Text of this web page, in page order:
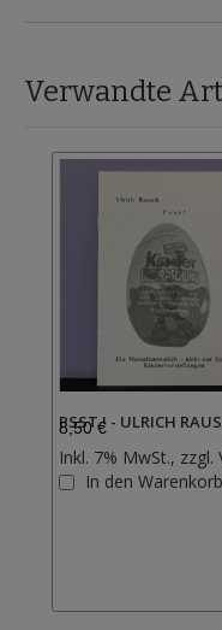
Verwandte
PSST ! - ULRICH
8,50 €
Inkl. 7% MwSt., zzgl.
In den Warenkorb